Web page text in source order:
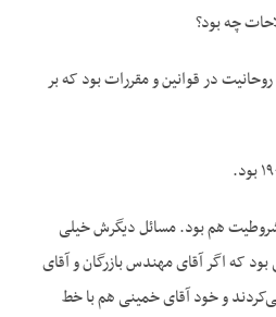
چه بود؟
در قوانین و مقررات بود که بر
هم بود. مسائل دیگرش خیلی
که اگر آقای مهندس بازرگان و آقای
و خود آقای خمینی هم با خط